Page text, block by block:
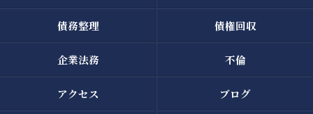
債務整理 債権回収
企業法務 不倫
アクセス ブログ